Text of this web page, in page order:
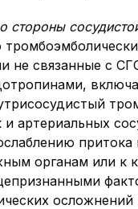
стороны
не связанные с
и артериальных
притока
органам или к
осложнений